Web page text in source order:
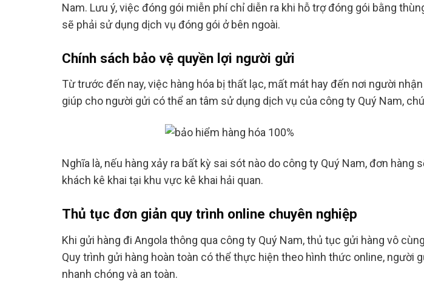
Nam. Lưu ý, việc đóng gói miễn phí chỉ diễn ra khi hỗ trợ đóng gói bằng
sẽ phải sử dụng dịch vụ đóng gói ở bên ngoài.
Chính sách bảo vệ quyền lợi người gửi
Từ trước đến nay, việc hàng hóa bị thất lạc, mất mát hay đến nơi người
giúp cho người gửi có thể an tâm sử dụng dịch vụ của công ty Quý Nam,
Nghĩa là, nếu hàng xảy ra bất kỳ sai sót nào do công ty Quý Nam, đơn
khách kê khai tại khu vực kê khai hải quan.
Thủ tục đơn giản quy trình online chuyên nghiệp
Khi gửi hàng đi Angola thông qua công ty Quý Nam, thủ tục gửi hàng vô
Quy trình gửi hàng hoàn toàn có thể thực hiện theo hình thức online,
nhanh chóng và an toàn.